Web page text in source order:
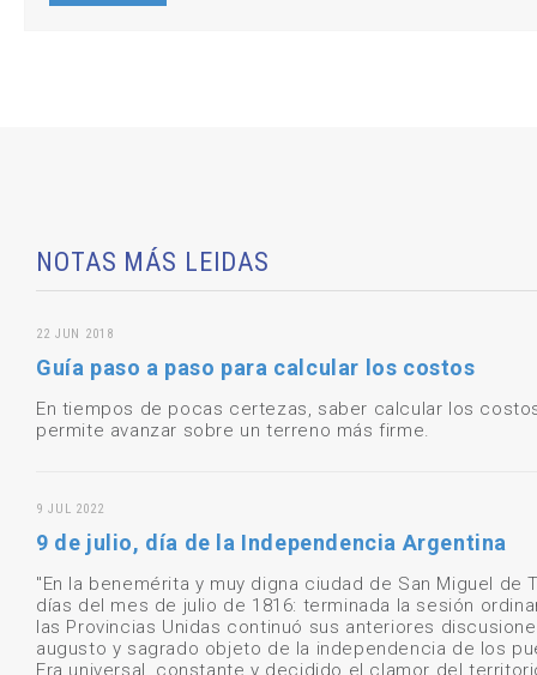
NOTAS MÁS LEIDAS
22 JUN 2018
Guía paso a paso para calcular los costos
En tiempos de pocas certezas, saber calcular los
permite avanzar sobre un terreno más firme.
9 JUL 2022
9 de julio, día de la Independencia Argentina
"En la benemérita y muy digna ciudad de San Miguel de
días del mes de julio de 1816: terminada la sesión
las Provincias Unidas continuó sus anteriores
augusto y sagrado objeto de la independencia de los
Era universal, constante y decidido el clamor del